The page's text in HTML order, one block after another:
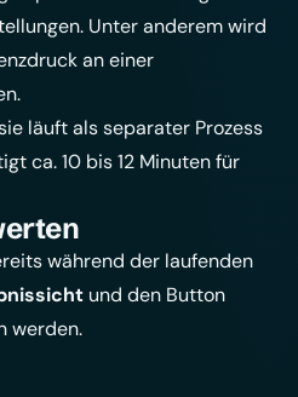
Unter anderem wird
an einer
läuft als separater Prozess
ca. 10 bis 12 Minuten für
während der laufenden
und den Button
werden.